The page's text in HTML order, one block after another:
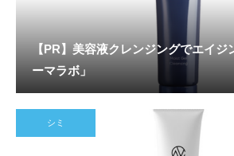
【PR】美容液クレンジングでエイ
ーマラボ」
シミ